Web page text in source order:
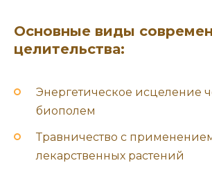
Основные виды
целительства:
Энергетическое исцеление
биополем
Травничество с
лекарственных растений